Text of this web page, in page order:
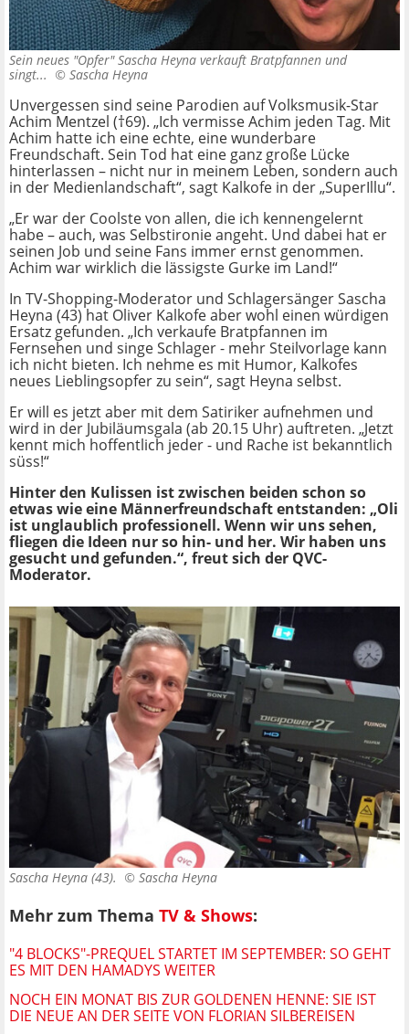
Sein neues "Opfer" Sascha Heyna verkauft Bratpfannen und
singt... © Sascha Heyna
Unvergessen sind seine Parodien auf Volksmusik-Star
Achim Mentzel (†69). „Ich vermisse Achim jeden Tag. Mit
Achim hatte ich eine echte, eine wunderbare
Freundschaft. Sein Tod hat eine ganz große Lücke
hinterlassen – nicht nur in meinem Leben, sondern auch
in der Medienlandschaft“, sagt Kalkofe in der „SuperIllu“.
„Er war der Coolste von allen, die ich kennengelernt
habe – auch, was Selbstironie angeht. Und dabei hat er
seinen Job und seine Fans immer ernst genommen.
Achim war wirklich die lässigste Gurke im Land!“
In TV-Shopping-Moderator und Schlagersänger Sascha
Heyna (43) hat Oliver Kalkofe aber wohl einen würdigen
Ersatz gefunden. „Ich verkaufe Bratpfannen im
Fernsehen und singe Schlager - mehr Steilvorlage kann
ich nicht bieten. Ich nehme es mit Humor, Kalkofes
neues Lieblingsopfer zu sein“, sagt Heyna selbst.
Er will es jetzt aber mit dem Satiriker aufnehmen und
wird in der Jubiläumsgala (ab 20.15 Uhr) auftreten. „Jetzt
kennt mich hoffentlich jeder - und Rache ist bekanntlich
süss!“
Hinter den Kulissen ist zwischen beiden schon so
etwas wie eine Männerfreundschaft entstanden: „Oli
ist unglaublich professionell. Wenn wir uns sehen,
fliegen die Ideen nur so hin- und her. Wir haben uns
gesucht und gefunden.“, freut sich der QVC-
Moderator.
Sascha Heyna (43). © Sascha Heyna
Mehr zum Thema TV & Shows:
"4 BLOCKS"-PREQUEL STARTET IM SEPTEMBER: SO GEHT
ES MIT DEN HAMADYS WEITER
NOCH EIN MONAT BIS ZUR GOLDENEN HENNE: SIE IST
DIE NEUE AN DER SEITE VON FLORIAN SILBEREISEN